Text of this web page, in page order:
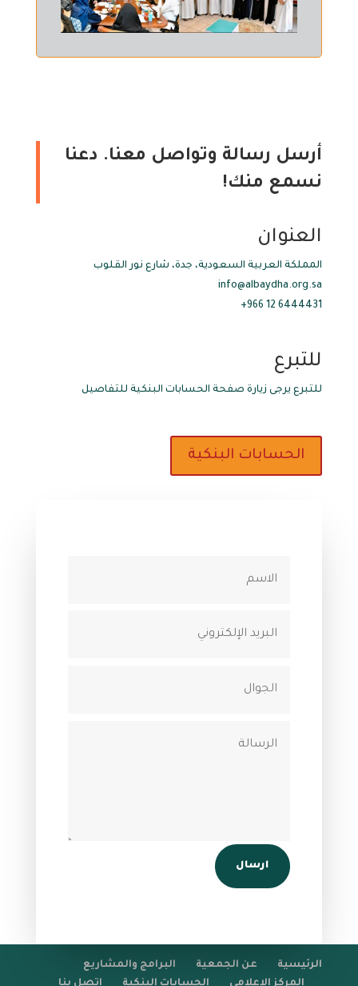
أرسل رسالة وتواصل معنا. دعنا
نسمع منك!
العنوان
المملكة العربية السعودية، جدة، شارع نور القلوب
info@albaydha.org.sa
6444431 12 966+
للتبرع
للتبرع يرجى زيارة صفحة الحسابات البنكية للتفاصيل
الحسابات البنكية
ارسال
الرئيسية عن الجمعية
البرامج والمشاريع
المركز الإعلامي
الحسابات البنكية اتصل بنا